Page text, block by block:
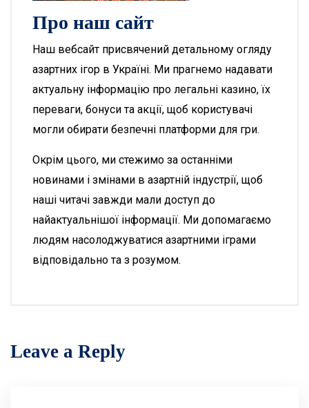
Про наш сайт
Наш вебсайт присвячений детальному огляду
азартних ігор в Україні. Ми прагнемо надавати
актуальну інформацію про легальні казино, їх
переваги, бонуси та акції, щоб користувачі
могли обирати безпечні платформи для гри.
Окрім цього, ми стежимо за останніми
новинами і змінами в азартній індустрії, щоб
наші читачі завжди мали доступ до
найактуальнішої інформації. Ми допомагаємо
людям насолоджуватися азартними іграми
відповідально та з розумом.
Leave a Reply